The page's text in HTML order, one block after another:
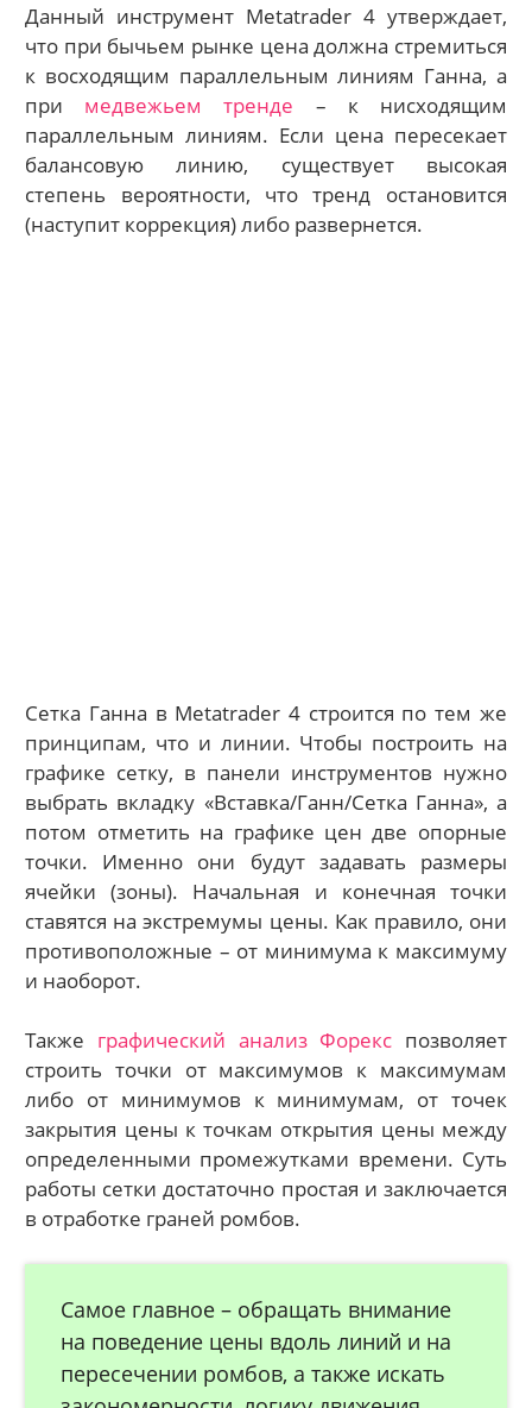
Данный инструмент Metatrader 4 утверждает,
что при бычьем рынке цена должна стремиться
к восходящим параллельным линиям Ганна, а
при медвежьем тренде – к нисходящим
параллельным линиям. Если цена пересекает
балансовую линию, существует высокая
степень вероятности, что тренд остановится
(наступит коррекция) либо развернется.
Сетка Ганна в Metatrader 4 строится по тем же
принципам, что и линии. Чтобы построить на
графике сетку, в панели инструментов нужно
выбрать вкладку «Вставка/Ганн/Сетка Ганна», а
потом отметить на графике цен две опорные
точки. Именно они будут задавать размеры
ячейки (зоны). Начальная и конечная точки
ставятся на экстремумы цены. Как правило, они
противоположные – от минимума к максимуму
и наоборот.
Также графический анализ Форекс позволяет
строить точки от максимумов к максимумам
либо от минимумов к минимумам, от точек
закрытия цены к точкам открытия цены между
определенными промежутками времени. Суть
работы сетки достаточно простая и заключается
в отработке граней ромбов.
Самое главное – обращать внимание
на поведение цены вдоль линий и на
пересечении ромбов, а также искать